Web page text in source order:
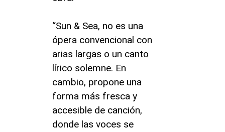
“Sun & Sea, no es una
ópera convencional con
arias largas o un canto
lírico solemne. En
cambio, propone una
forma más fresca y
accesible de canción,
donde las voces se